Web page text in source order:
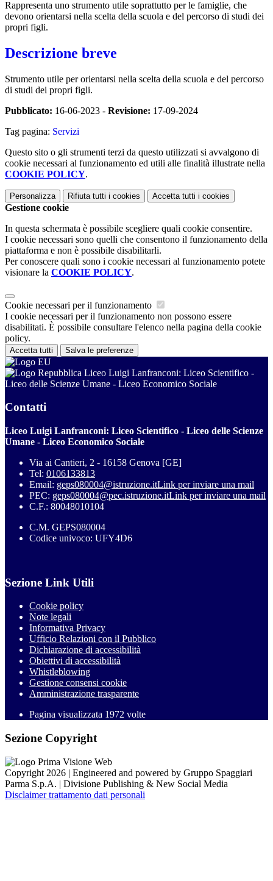
Rappresenta uno strumento utile soprattutto per le famiglie, che
devono orientarsi nella scelta della scuola e del percorso di studi dei
propri figli.
Descrizione breve
Strumento utile per orientarsi nella scelta della scuola e del percorso
di studi dei propri figli.
Pubblicato: 16-06-2023 - Revisione: 17-09-2024
Tag pagina: Servizi
Questo sito o gli strumenti terzi da questo utilizzati si avvalgono di
cookie necessari al funzionamento ed utili alle finalità illustrate nella
COOKIE POLICY.
Personalizza Rifiuta tutti i cookies Accetta tutti i cookies
Gestione cookie
In questa schermata è possibile scegliere quali cookie consentire.
I cookie necessari sono quelli che consentono il funzionamento della
piattaforma e non è possibile disabilitarli.
Per conoscere quali sono i cookie necessari al funzionamento potete
visionare la COOKIE POLICY.
Cookie necessari per il funzionamento
I cookie necessari per il funzionamento non possono essere
disabilitati. È possibile consultare l'elenco nella pagina della cookie
policy.
Accetta tutti Salva le preferenze
Liceo Luigi Lanfranconi: Liceo Scientifico -
Liceo delle Scienze Umane - Liceo Economico Sociale
Contatti
Liceo Luigi Lanfranconi: Liceo Scientifico - Liceo delle Scienze
Umane - Liceo Economico Sociale
Via ai Cantieri, 2 - 16158 Genova [GE]
Tel: 0106133813
Email: geps080004@istruzione.itLink per inviare una mail
PEC: geps080004@pec.istruzione.itLink per inviare una mail
C.F.: 80048010104
C.M. GEPS080004
Codice univoco: UFY4D6
Sezione Link Utili
Cookie policy
Note legali
Informativa Privacy
Ufficio Relazioni con il Pubblico
Dichiarazione di accessibilità
Obiettivi di accessibilità
Whistleblowing
Gestione consensi cookie
Amministrazione trasparente
Pagina visualizzata 1972 volte
Sezione Copyright
Copyright 2026 | Engineered and powered by Gruppo Spaggiari
Parma S.p.A. | Divisione Publishing & New Social Media
Disclaimer trattamento dati personali